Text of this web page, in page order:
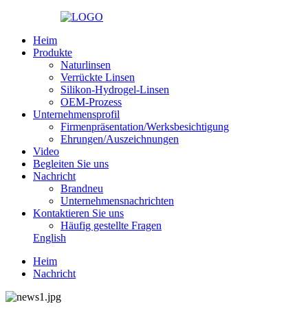
Heim
Produkte
Naturlinsen
Verrückte Linsen
Silikon-Hydrogel-Linsen
OEM-Prozess
Unternehmensprofil
Firmenpräsentation/Werksbesichtigung
Ehrungen/Auszeichnungen
Video
Begleiten Sie uns
Nachricht
Brandneu
Unternehmensnachrichten
Kontaktieren Sie uns
Häufig gestellte Fragen
English
Heim
Nachricht